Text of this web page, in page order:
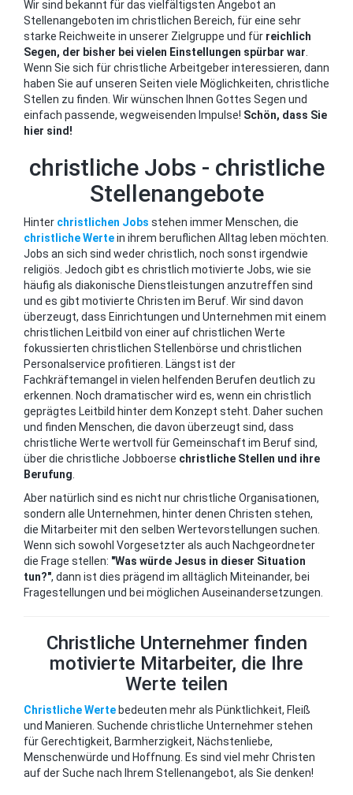
Wir sind bekannt für das vielfältigsten Angebot an
Stellenangeboten im christlichen Bereich, für eine sehr
starke Reichweite in unserer Zielgruppe und für reichlich
Segen, der bisher bei vielen Einstellungen spürbar war
Wenn Sie sich für christliche Arbeitgeber interessieren, dann
haben Sie auf unseren Seiten viele Möglichkeiten, christliche
Stellen zu finden. Wir wünschen Ihnen Gottes Segen und
einfach passende, wegweisenden Impulse! Schön, dass Sie
hier sind!
christliche Jobs - christliche
Stellenangebote
Hinter christlichen Jobs stehen immer Menschen, die
christliche Wertein ihrem beruflichen Alltag leben möchten.
Jobs an sich sind weder christlich, noch sonst irgendwie
religiös. Jedoch gibt es christlich motivierte Jobs, wie sie
häufig als diakonische Dienstleistungen anzutreffen sind
und es gibt motivierte Christen im Beruf. Wir sind davon
überzeugt, dass Einrichtungen und Unternehmen mit einem
christlichen Leitbild von einer auf christlichen Werte
fokussierten christlichen Stellenbörse und christlichen
Personalservice profitieren. Längst ist der
Fachkräftemangel in vielen helfenden Berufen deutlich zu
erkennen. Noch dramatischer wird es, wenn ein christlich
geprägtes Leitbild hinter dem Konzept steht. Daher suchen
und finden Menschen, die davon überzeugt sind, dass
christliche Werte wertvoll für Gemeinschaft im Beruf sind,
über die christliche Jobboerse christliche Stellen und ihre
Berufung
Aber natürlich sind es nicht nur christliche Organisationen,
sondern alle Unternehmen, hinter denen Christen stehen,
die Mitarbeiter mit den selben Wertevorstellungen suchen.
Wenn sich sowohl Vorgesetzter als auch Nachgeordneter
die Frage stellen: "Was würde Jesus in dieser Situation
tun?", dann ist dies prägend im alltäglich Miteinander, bei
Fragestellungen und bei möglichen Auseinandersetzungen.
Christliche Unternehmer finden
motivierte Mitarbeiter, die Ihre
Werte teilen
Christliche Werte bedeuten mehr als Pünktlichkeit, Fleiß
und Manieren. Suchende christliche Unternehmer stehen
für Gerechtigkeit, Barmherzigkeit, Nächstenliebe,
Menschenwürde und Hoffnung. Es sind viel mehr Christen
auf der Suche nach Ihrem Stellenangebot, als Sie denken!